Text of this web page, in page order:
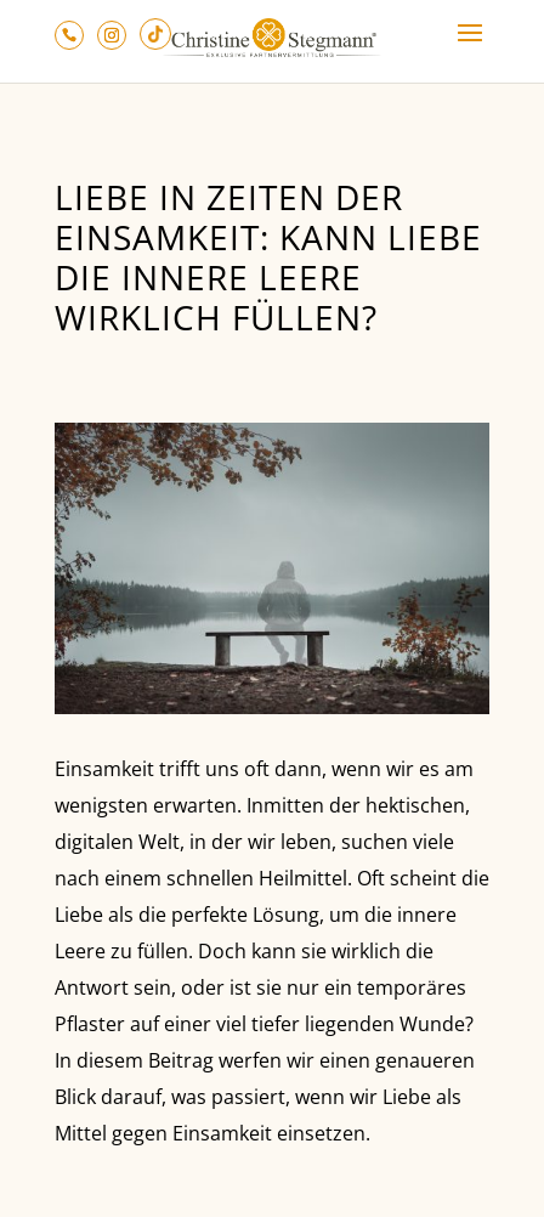
LIEBE IN ZEITEN DER
EINSAMKEIT: KANN LIEBE
DIE INNERE LEERE
WIRKLICH FÜLLEN?
Einsamkeit trifft uns oft dann, wenn wir es am
wenigsten erwarten. Inmitten der hektischen,
digitalen Welt, in der wir leben, suchen viele
nach einem schnellen Heilmittel. Oft scheint die
Liebe als die perfekte Lösung, um die innere
Leere zu füllen. Doch kann sie wirklich die
Antwort sein, oder ist sie nur ein temporäres
Pflaster auf einer viel tiefer liegenden Wunde?
In diesem Beitrag werfen wir einen genaueren
Blick darauf, was passiert, wenn wir Liebe als
Mittel gegen Einsamkeit einsetzen.